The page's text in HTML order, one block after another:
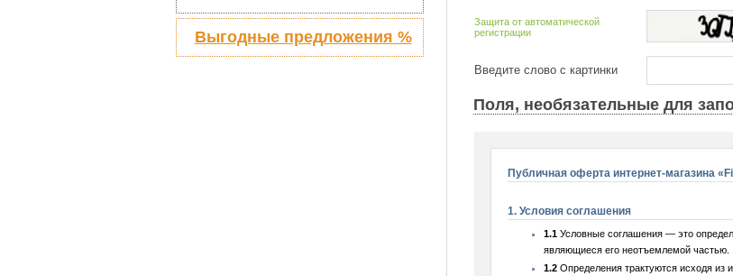
Выгодные предложения %
Защита от автоматической
регистрации
Введите слово с картинки
Поля, необязательные для
Публичная оферта интернет-магазина
1. Условия соглашения
1.1Условные соглашения — это
являющиеся его неотъемлемой частью.
1.2Определения трактуются исходя из